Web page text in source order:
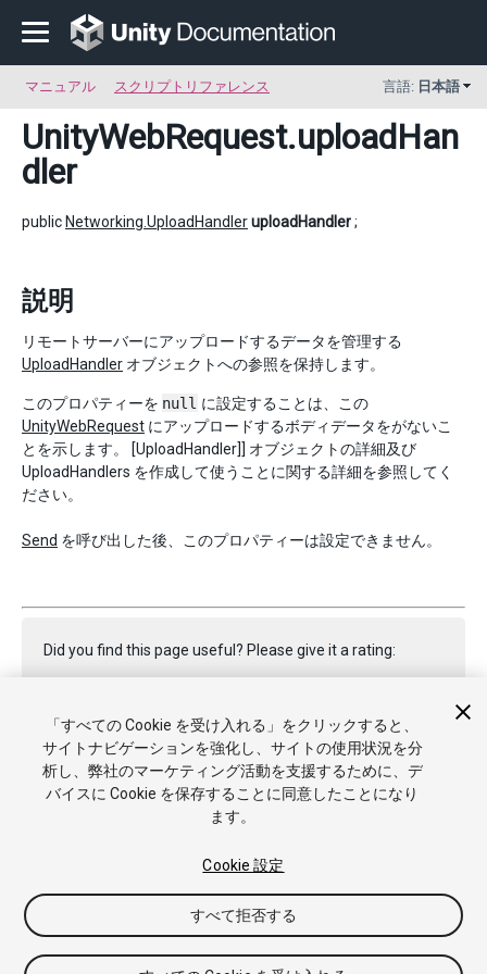
マニュアル スクリプトリファレンス 言語: 日本語
UnityWebRequest.uploadHan
dler
public Networking.UploadHandleruploadHandler;
説明
リモートサーバーにアップロードするデータを管理する
UploadHandler オブジェクトへの参照を保持します。
このプロパティーを null に設定することは、この
UnityWebRequest にアップロードするボディデータをがないこ
とを示します。 [UploadHandler]] オブジェクトの詳細及び
UploadHandlers を作成して使うことに関する詳細を参照してく
ださい。
Send を呼び出した後、このプロパティーは設定できません。
Did you find this page useful? Please give it a rating:
Report a problem on this page
Copyright © 2020 Unity Technologies. Publication 2019.3
チュートリアル
ナレッジベース
ッキー
私の個人情報を販売または共有しない
「すべての Cookie を受け入れる」をクリックすると、
サイトナビゲーションを強化し、サイトの使用状況を分
析し、弊社のマーケティング活動を支援するために、デ
バイスに Cookie を保存することに同意したことになり
ます。
Cookie 設定
すべて拒否する